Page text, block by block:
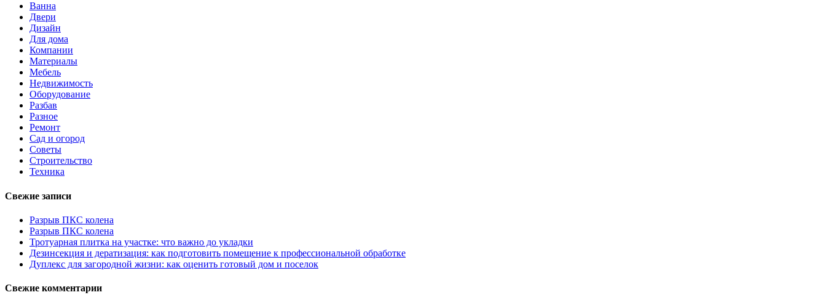
Ванна
Двери
Дизайн
Для дома
Компании
Материалы
Мебель
Недвижимость
Оборудование
Разбав
Разное
Ремонт
Сад и огород
Советы
Строительство
Техника
Свежие записи
Разрыв ПКС колена
Разрыв ПКС колена
Тротуарная плитка на участке: что важно до укладки
Дезинсекция и дератизация: как подготовить помещение к профессиональной обработке
Дуплекс для загородной жизни: как оценить готовый дом и поселок
Свежие комментарии